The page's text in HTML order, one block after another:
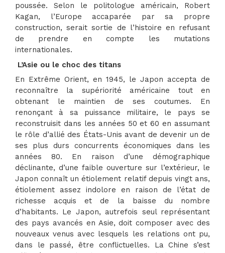
poussée. Selon le politologue américain, Robert
Kagan, l’Europe accaparée par sa propre
construction, serait sortie de l’histoire en refusant
de prendre en compte les mutations
internationales.
L’Asie ou le choc des titans
En Extrême Orient, en 1945, le Japon accepta de
reconnaître la supériorité américaine tout en
obtenant le maintien de ses coutumes. En
renonçant à sa puissance militaire, le pays se
reconstruisit dans les années 50 et 60 en assumant
le rôle d’allié des États-Unis avant de devenir un de
ses plus durs concurrents économiques dans les
années 80. En raison d’une démographique
déclinante, d’une faible ouverture sur l’extérieur, le
Japon connaît un étiolement relatif depuis vingt ans,
étiolement assez indolore en raison de l’état de
richesse acquis et de la baisse du nombre
d’habitants. Le Japon, autrefois seul représentant
des pays avancés en Asie, doit composer avec des
nouveaux venus avec lesquels les relations ont pu,
dans le passé, être conflictuelles. La Chine s’est